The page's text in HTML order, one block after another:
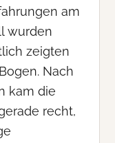
am
wurden
zeigten
Nach
kam die
recht,